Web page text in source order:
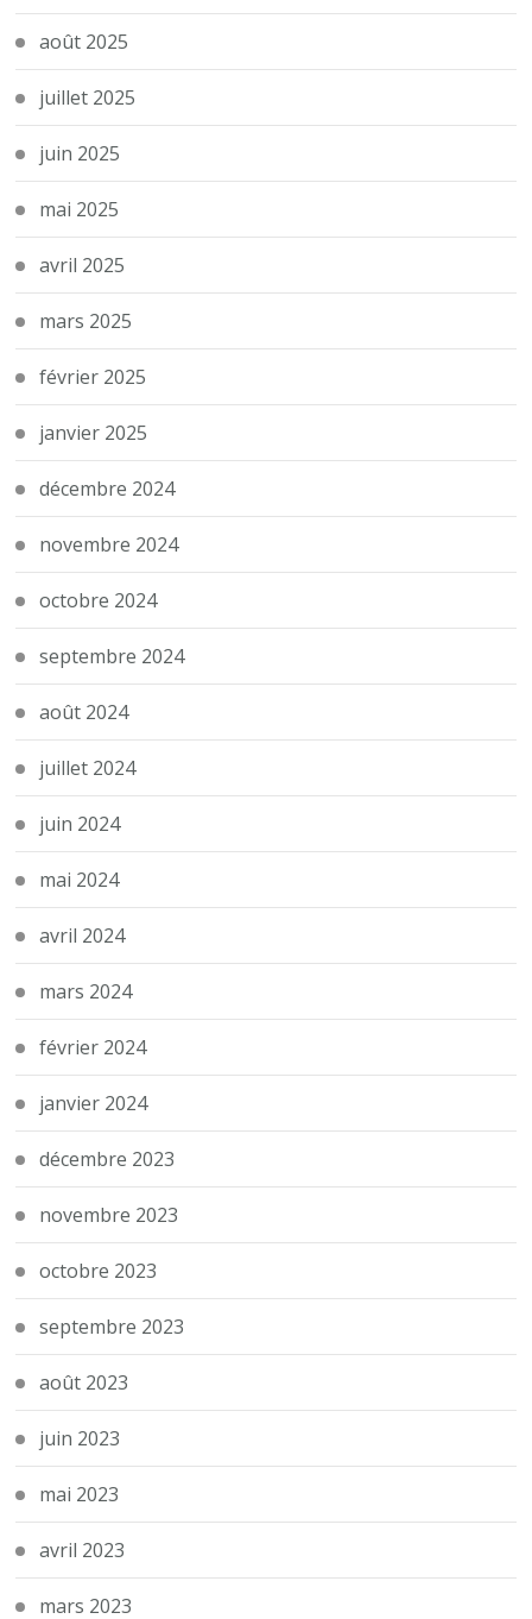
août 2025
juillet 2025
juin 2025
mai 2025
avril 2025
mars 2025
février 2025
janvier 2025
décembre 2024
novembre 2024
octobre 2024
septembre 2024
août 2024
juillet 2024
juin 2024
mai 2024
avril 2024
mars 2024
février 2024
janvier 2024
décembre 2023
novembre 2023
octobre 2023
septembre 2023
août 2023
juin 2023
mai 2023
avril 2023
mars 2023